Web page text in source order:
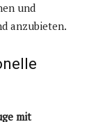
und
anzubieten.
mit